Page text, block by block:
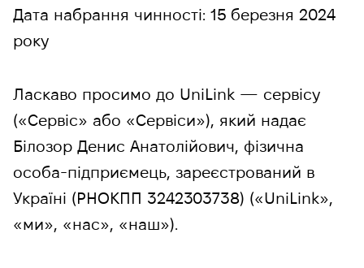
Дата набрання чинності: 15 березня 2024
року
Ласкаво просимо до UniLink — сервісу
(«Сервіс» або «Сервіси»), який надає
Білозор Денис Анатолійович, фізична
особа-підприємець, зареєстрований в
Україні (РНОКПП 3242303738) («UniLink»,
«ми», «нас», «наш»).